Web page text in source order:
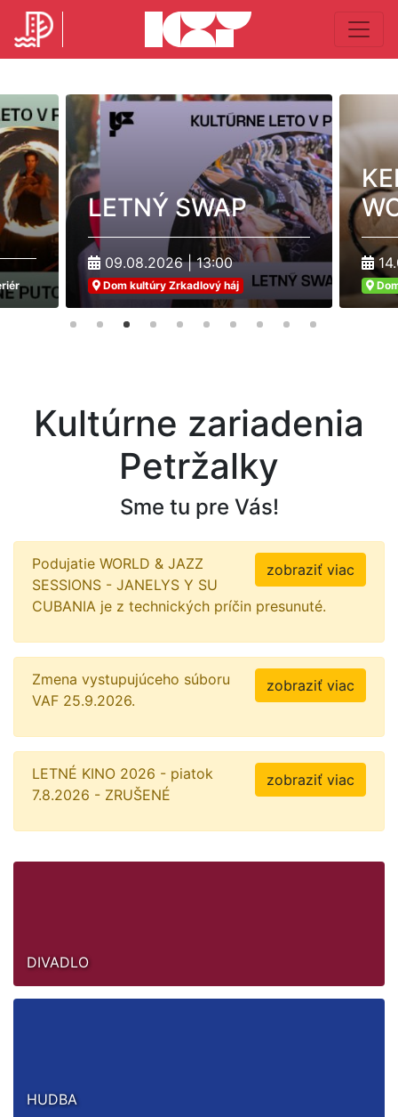
LETNÝ SWAP
09.08.2026 | 13:00
Dom kultúry Zrkadlový háj
Kultúrne zariadenia
Petržalky
Sme tu pre Vás!
zobraziť viac
Podujatie WORLD & JAZZ
SESSIONS - JANELYS Y SU
CUBANIA je z technických príčin presunuté.
zobraziť viac
Zmena vystupujúceho súboru
VAF 25.9.2026.
zobraziť viac
LETNÉ KINO 2026 - piatok
7.8.2026 - ZRUŠENÉ
DIVADLO
HUDBA